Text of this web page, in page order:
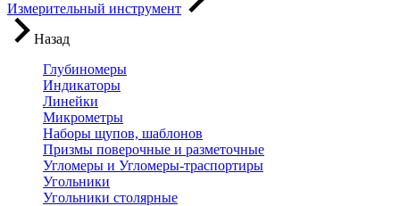
Измерительный инструмент
Назад
Глубиномеры
Индикаторы
Линейки
Микрометры
Наборы щупов, шаблонов
Призмы поверочные и разметочные
Угломеры и Угломеры-траспортиры
Угольники
Угольники столярные